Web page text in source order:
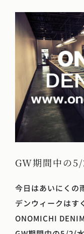
GW期間中の
今日はあいにくの
デンウィークはす
ONOMICHI